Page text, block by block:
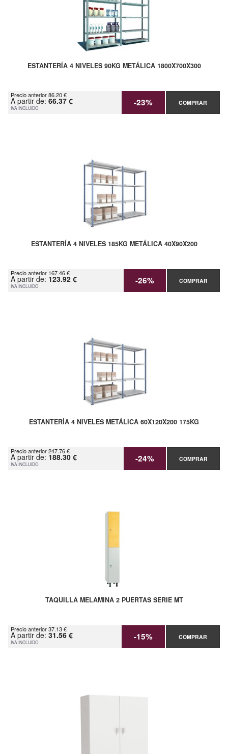
ESTANTERÍA 4 NIVELES 90KG METÁLICA 1800X700X300
Precio anterior 86.20 €
A partir de: 66.37 €
IVA INCLUIDO -23% COMPRAR
ESTANTERÍA 4 NIVELES 185KG METÁLICA 40X90X200
Precio anterior 167.46 €
A partir de: 123.92 €
IVA INCLUIDO -26% COMPRAR
ESTANTERÍA 4 NIVELES METÁLICA 60X120X200 175KG
Precio anterior 247.76 €
A partir de: 188.30 €
IVA INCLUIDO -24% COMPRAR
TAQUILLA MELAMINA 2 PUERTAS SERIE MT
Precio anterior 37.13 €
A partir de: 31.56 €
IVA INCLUIDO -15% COMPRAR